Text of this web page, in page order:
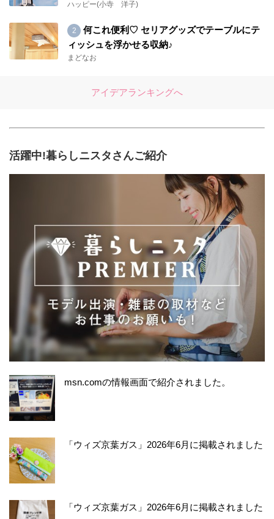
ハッピー(小寺 洋子)
何これ便利♡ セリアグッズでテーブルにテ
ィッシュを浮かせる収納♪
まどなお
アイデアランキングへ
活躍中!暮らしニスタさんご紹介
msn.comの情報画面で紹介されました。
「ウィズ京葉ガス」2026年6月に掲載されました
「ウィズ京葉ガス」2026年6月に掲載されました